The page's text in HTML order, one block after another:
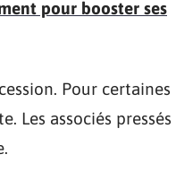
pour booster ses
Pour certaines
Les associés pressés